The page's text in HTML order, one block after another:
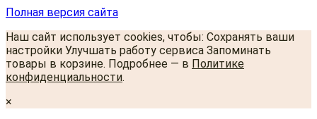
Полная версия сайта
Наш сайт использует cookies, чтобы: Сохранять ваши
настройки Улучшать работу сервиса Запоминать
товары в корзине. Подробнее — в Политике
конфиденциальности.
×